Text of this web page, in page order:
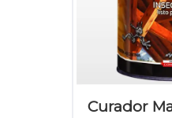
Curador